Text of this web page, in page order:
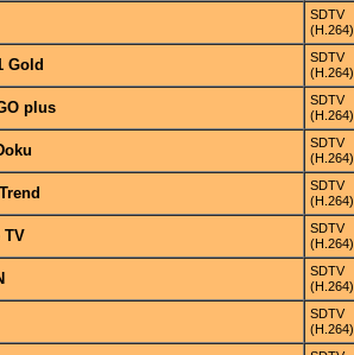
SDTV
(H.264)
Gold
SDTV
(H.264)
plus
SDTV
(H.264)
SDTV
(H.264)
SDTV
(H.264)
TV
SDTV
(H.264)
SDTV
(H.264)
SDTV
(H.264)